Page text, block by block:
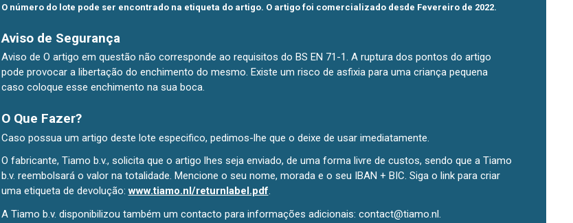
O número do lote pode ser encontrado na etiqueta do artigo. O artigo foi comercializado desde Fevereiro de 2022.
Aviso de Segurança
Aviso de O artigo em questão não corresponde ao requisitos do BS EN 71-1. A ruptura dos pontos do artigo
pode provocar a libertação do enchimento do mesmo. Existe um risco de asfixia para uma criança pequena
caso coloque esse enchimento na sua boca.
O Que Fazer?
Caso possua um artigo deste lote especifico, pedimos-lhe que o deixe de usar imediatamente.
O fabricante, Tiamo b.v., solicita que o artigo lhes seja enviado, de uma forma livre de custos, sendo que a Tiamo
b.v. reembolsará o valor na totalidade. Mencione o seu nome, morada e o seu IBAN + BIC. Siga o link para criar
uma etiqueta de devolução:www.tiamo.nl/returnlabel.pdf.
A Tiamo b.v. disponibilizou também um contacto para informações adicionais: contact@tiamo.nl.